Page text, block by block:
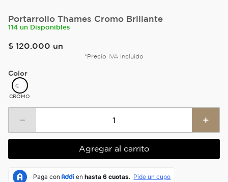
Portarrollo Thames Cromo Brillante
114 un Disponibles
$ 120.000 un
*Precio IVA incluido
Color
CROMO
＋
－
Agregar al carrito